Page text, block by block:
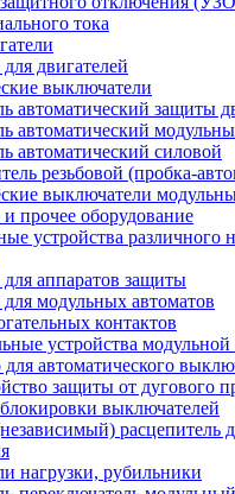
тока
двигателей
выключатели
автоматический защиты
автоматический
автоматический силовой
резьбовой (пробка-
выключатели
прочее оборудование
устройства различного
аппаратов защиты
модульных автоматов
контактов
устройства
автоматического
защиты от дугового
выключателей
расцепитель
нагрузки, рубильники